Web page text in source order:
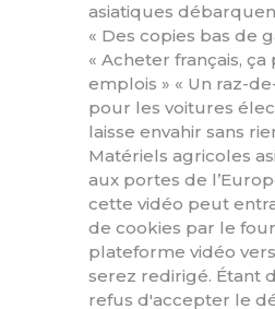
asiatiques
« Des copies bas de
« Acheter français,
emplois » « Un raz-
pour les voitures
laisse envahir sans
Matériels agricoles
aux portes de
cette vidéo peut
de cookies par le
plateforme vidéo
serez redirigé. Étant
refus d'accepter le